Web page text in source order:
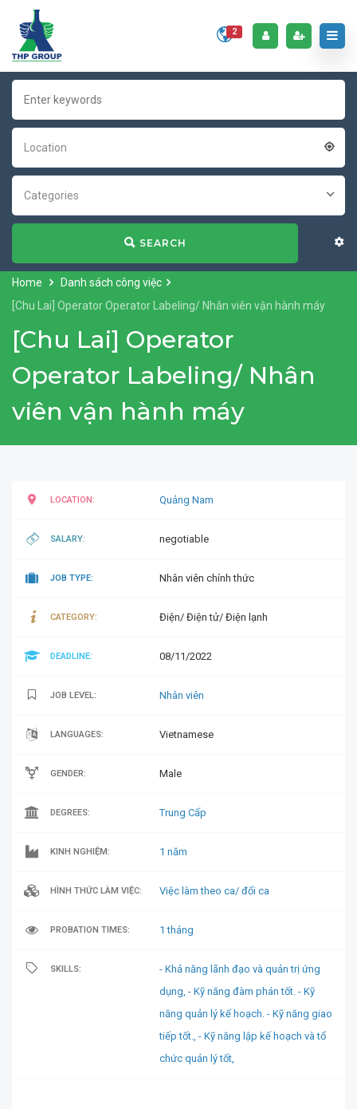
2
Location
Categories
SEARCH
Home
Danh sách công việc
[Chu Lai] Operator Operator Labeling/ Nhân viên vận hành máy
[Chu Lai] Operator
Operator Labeling/ Nhân
viên vận hành máy
LOCATION: Quảng Nam
SALARY: negotiable
JOB TYPE: Nhân viên chính thức
CATEGORY: Điện/ Điện tử/ Điện lạnh
DEADLINE: 08/11/2022
JOB LEVEL: Nhân viên
LANGUAGES: Vietnamese
GENDER: Male
DEGREES: Trung Cấp
KINH NGHIỆM: 1 năm
HÌNH THỨC LÀM VIỆC: Việc làm theo ca/ đổi ca
PROBATION TIMES: 1 tháng
SKILLS:
- Khả năng lãnh đạo và quản trị ứng
dụng, - Kỹ năng đàm phán tốt. - Kỹ
năng quản lý kế hoạch. - Kỹ năng giao
tiếp tốt., - Kỹ năng lập kế hoạch và tổ
chức quản lý tốt,